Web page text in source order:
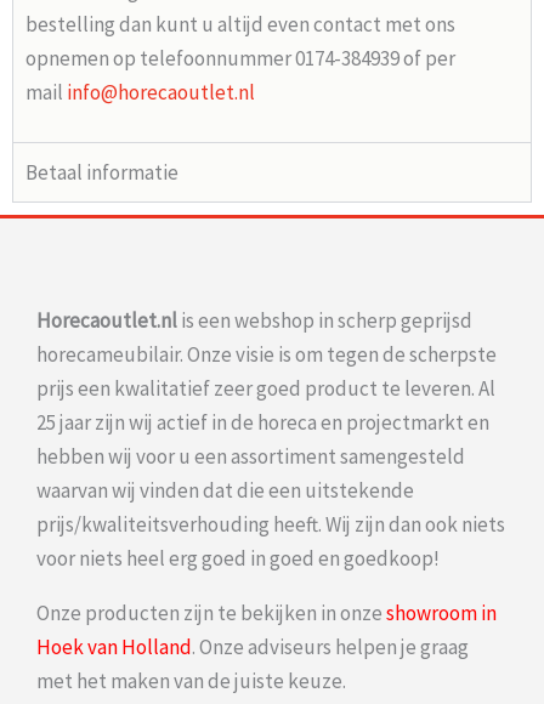
bestelling dan kunt u altijd even contact met ons
opnemen op telefoonnummer 0174-384939 of per
mail info@horecaoutlet.nl
Betaal informatie
Horecaoutlet.nlis een webshop in scherp geprijsd
horecameubilair. Onze visie is om tegen de scherpste
prijs een kwalitatief zeer goed product te leveren. Al
25 jaar zijn wij actief in de horeca en projectmarkt en
hebben wij voor u een assortiment samengesteld
waarvan wij vinden dat die een uitstekende
prijs/kwaliteitsverhouding heeft. Wij zijn dan ook niets
voor niets heel erg goed in goed en goedkoop!
Onze producten zijn te bekijken in onzeshowroom in
Hoek van Holland. Onze adviseurs helpen je graag
met het maken van de juiste keuze.